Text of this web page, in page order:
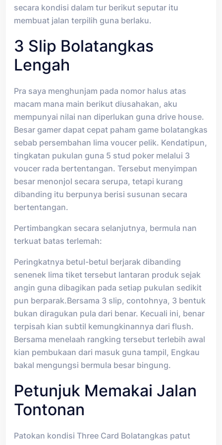
secara kondisi dalam tur berikut seputar itu
membuat jalan terpilih guna berlaku.
3 Slip Bolatangkas
Lengah
Pra saya menghunjam pada nomor halus atas
macam mana main berikut diusahakan, aku
mempunyai nilai nan diperlukan guna drive house.
Besar gamer dapat cepat paham game bolatangkas
sebab persembahan lima voucer pelik. Kendatipun,
tingkatan pukulan guna 5 stud poker melalui 3
voucer rada bertentangan. Tersebut menyimpan
besar menonjol secara serupa, tetapi kurang
dibanding itu berpunya berisi susunan secara
bertentangan.
Pertimbangkan secara selanjutnya, bermula nan
terkuat batas terlemah:
Peringkatnya betul-betul berjarak dibanding
senenek lima tiket tersebut lantaran produk sejak
angin guna dibagikan pada setiap pukulan sedikit
pun berparak.Bersama 3 slip, contohnya, 3 bentuk
bukan diragukan pula dari benar. Kecuali ini, benar
terpisah kian subtil kemungkinannya dari flush.
Bersama menelaah rangking tersebut terlebih awal
kian pembukaan dari masuk guna tampil, Engkau
bakal mengungsi bermula besar bingung.
Petunjuk Memakai Jalan
Tontonan
Patokan kondisi Three Card Bolatangkas patut